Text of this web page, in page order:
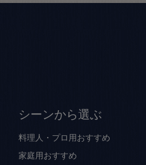
シーンから選ぶ
料理人・プロ用おすすめ
家庭用おすすめ